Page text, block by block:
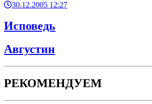
30.12.2005 12:27
Исповедь
Августин
РЕКОМЕНДУЕМ